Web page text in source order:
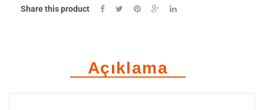
Share this product
Açıklama